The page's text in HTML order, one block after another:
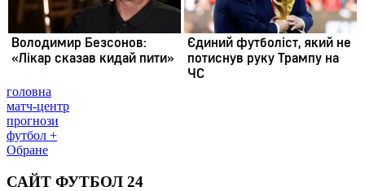
головна
матч-центр
прогнози
футбол +
Обране
САЙТ ФУТБОЛ 24